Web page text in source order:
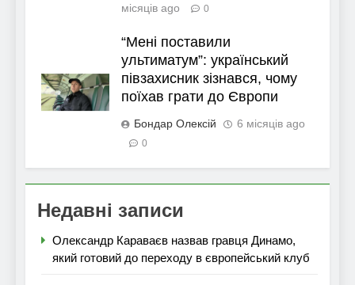
місяців ago
0
“Мені поставили
ультиматум”: український
півзахисник зізнався, чому
поїхав грати до Європи
Бондар Олексій 6 місяців ago
0
Недавні записи
Олександр Караваєв назвав гравця Динамо,
який готовий до переходу в європейський клуб